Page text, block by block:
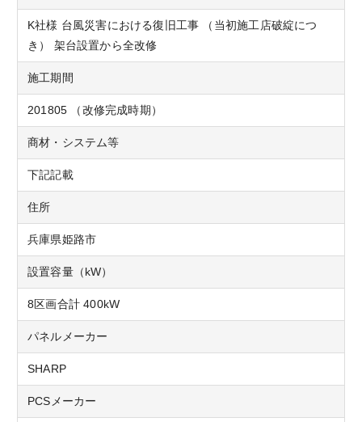
K社様 台風災害における復旧工事 （当初施工店破綻につ
き） 架台設置から全改修
施工期間
201805 （改修完成時期）
商材・システム等
下記記載
住所
兵庫県姫路市
設置容量（kW）
8区画合計 400kW
パネルメーカー
SHARP
PCSメーカー